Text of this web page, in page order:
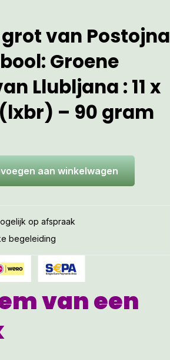
van Postojna
Groene
Llubljana : 11 x
– 90 gram
aan winkelwagen
op afspraak
begeleiding
van een